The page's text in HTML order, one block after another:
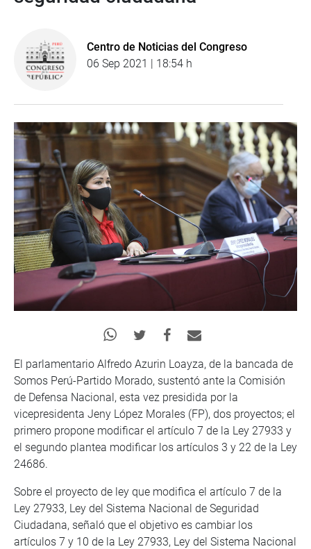
Centro de Noticias del Congreso
06 Sep 2021 | 18:54 h
El parlamentario Alfredo Azurin Loayza, de la bancada de
Somos Perú-Partido Morado, sustentó ante la Comisión
de Defensa Nacional, esta vez presidida por la
vicepresidenta Jeny López Morales (FP), dos proyectos; el
primero propone modificar el artículo 7 de la Ley 27933 y
el segundo plantea modificar los artículos 3 y 22 de la Ley
24686.
Sobre el proyecto de ley que modifica el artículo 7 de la
Ley 27933, Ley del Sistema Nacional de Seguridad
Ciudadana, señaló que el objetivo es cambiar los
artículos 7 y 10 de la Ley 27933, Ley del Sistema Nacional